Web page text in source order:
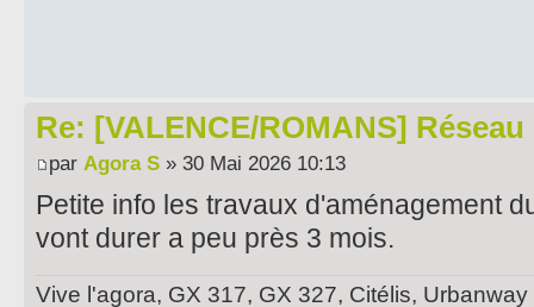
Re: [VALENCE/ROMANS] Réseau
par Agora S » 30 Mai 2026 10:13
Petite info les travaux d'aménagement
vont durer a peu près 3 mois.
Vive l'agora, GX 317, GX 327, Citélis, Urbanway